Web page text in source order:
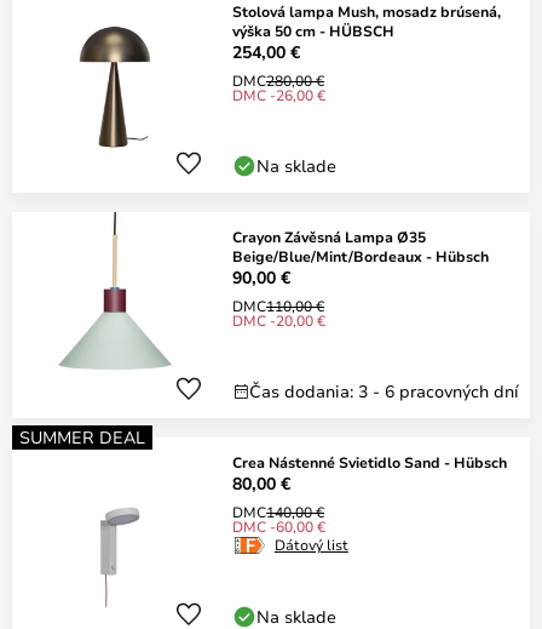
Stolová lampa Mush, mosadz brúsená,
výška 50 cm - HÜBSCH
254,00 €
DMC280,00 €
DMC -26,00 €
Na sklade
Crayon Závěsná Lampa Ø35
Beige/Blue/Mint/Bordeaux - Hübsch
90,00 €
DMC110,00 €
DMC -20,00 €
Čas dodania: 3 - 6 pracovných dní
SUMMER DEAL
Crea Nástenné Svietidlo Sand - Hübsch
80,00 €
DMC140,00 €
DMC -60,00 €
Dátový list
Na sklade